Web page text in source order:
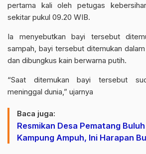
pertama kali oleh petugas
sekitar pukul 09.20 WIB.
Ia menyebutkan bayi tersebut
sampah, bayi tersebut ditemukan
dan dibungkus kain berwarna putih.
“Saat ditemukan bayi tersebut
meninggal dunia,” ujarnya
Baca juga:
Resmikan Desa Pematang
Kampung Ampuh, Ini Harapan